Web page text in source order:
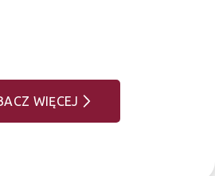
WIĘCEJ